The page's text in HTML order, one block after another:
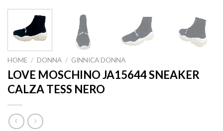
HOME / DONNA / GINNICA DONNA
LOVE MOSCHINO JA15644 SNEAKER
CALZA TESS NERO